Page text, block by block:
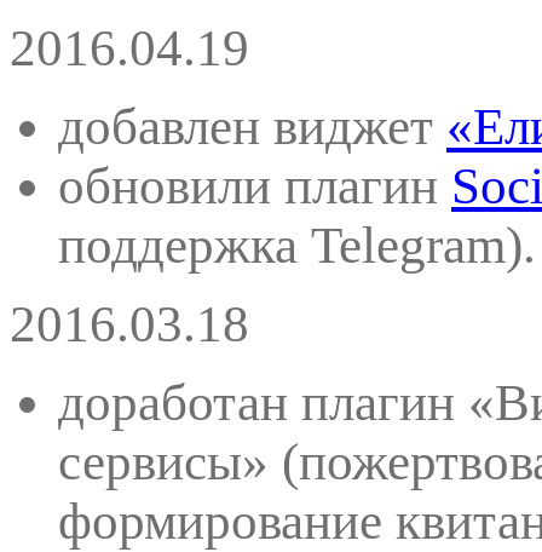
2016.04.19
добавлен виджет
обновили плагин
поддержка Telegram).
2016.03.18
доработан плагин
сервисы»
формирование